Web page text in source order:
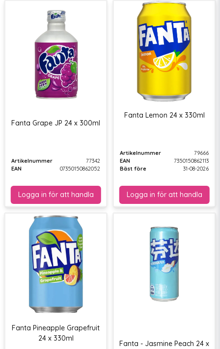
Fanta Grape JP 24 x 300ml
Artikelnummer
77342
EAN
07350150862052
Fanta Lemon 24 x 330ml
Artikelnummer
79666
EAN
7350150862113
Bäst före
31-08-2026
Fanta Pineapple Grapefruit
24 x 330ml
Fanta - Jasmine Peach 24 x